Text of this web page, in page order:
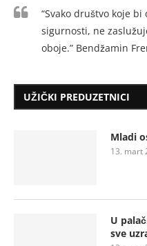
“Svako društvo koje
sigurnosti, ne
oboje.” Bendžamin
UŽIČKI PREDUZETNICI
Mladi
13. mart
U
sve